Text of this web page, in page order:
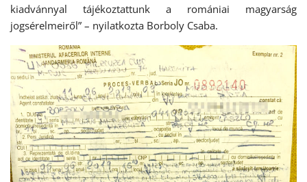
kiadvánnyal tájékoztattunk a romániai magyarság
jogsérelmeiről” – nyilatkozta Borboly Csaba.